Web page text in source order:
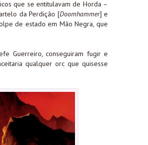
que se entitulavam de Horda –
da Perdição [Doomhammer] e
de estado em Mão Negra, que
Guerreiro, conseguiram fugir e
qualquer orc que quisesse